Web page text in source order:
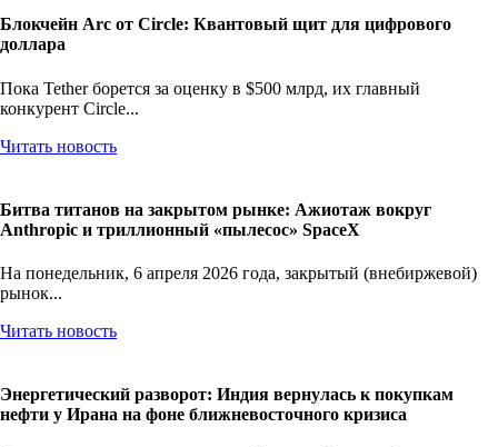
Блокчейн Arc от Circle: Квантовый щит для цифрового
доллара
Пока Tether борется за оценку в $500 млрд, их главный
конкурент Circle...
Читать новость
Битва титанов на закрытом рынке: Ажиотаж вокруг
Anthropic и триллионный «пылесос» SpaceX
На понедельник, 6 апреля 2026 года, закрытый (внебиржевой)
рынок...
Читать новость
Энергетический разворот: Индия вернулась к покупкам
нефти у Ирана на фоне ближневосточного кризиса